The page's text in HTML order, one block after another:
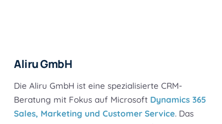
Aliru GmbH
Die Aliru GmbH ist eine spezialisierte CRM-
Beratung mit Fokus auf Microsoft Dynamics 365
Sales, Marketing und Customer Service. Das